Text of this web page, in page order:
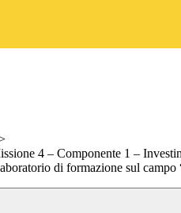
4 – Componente 1 –
di formazione sul